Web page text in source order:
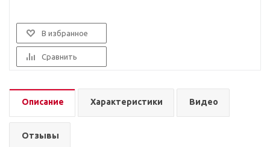
В избранное
Сравнить
Описание Характеристики Видео
Отзывы